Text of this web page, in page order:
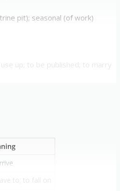
pit); seasonal (of work)
to; to fall on